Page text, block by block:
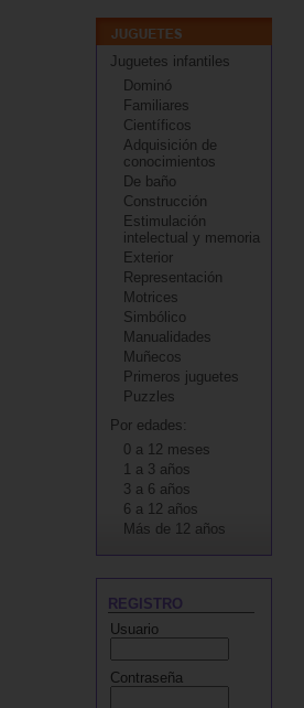
Juguetes infantiles
Dominó
Familiares
Científicos
Adquisición de
conocimientos
De baño
Construcción
Estimulación
intelectual y memoria
Exterior
Representación
Motrices
Simbólico
Manualidades
Muñecos
Primeros juguetes
Puzzles
Por edades:
0 a 12 meses
1 a 3 años
3 a 6 años
6 a 12 años
Más de 12 años
REGISTRO
Usuario
Contraseña